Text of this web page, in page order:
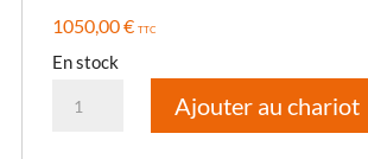
1050,00€ TTC
En stock
Ajouter au chariot